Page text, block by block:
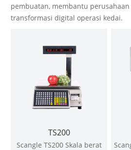
pembuatan, membantu
transformasi digital operasi kedai.
TS200
Scangle TS200 Skala berat